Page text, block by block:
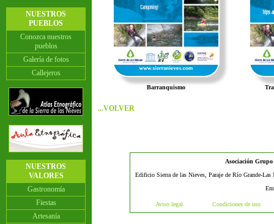
NUESTROS
PUEBLOS
Conozca nuestros
pueblos
Galería de fotos
Callejeros
NUESTROS
VALORES
Gastronomía
Fiestas
Artesanía
Barranquismo
...VOLVER
Asociación
Edificio Sierra de las Nieves, Paraje de Río Grande-
Aviso legal Condiciones de uso